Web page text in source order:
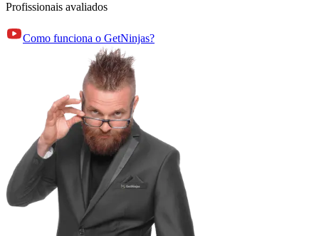
Profissionais avaliados
Como funciona o GetNinjas?